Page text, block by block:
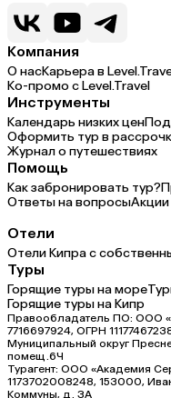
Компания
О насКарьера в
Ко-промо с Level.Travel
Инструменты
Календарь низких цен
Оформить тур в
Журнал о путешествиях
Помощь
Как забронировать тур?
Ответы на вопросыАкции
Отели
Отели Кипра с
Туры
Горящие туры на море
Горящие туры на Кипр
Правообладатель ПО: ООО
7716697924, ОГРН
Муниципальный округ
помещ.6Ч
Турагент: ООО «Академия
1173702008248, 153000,
Коммуны, д. ЗА